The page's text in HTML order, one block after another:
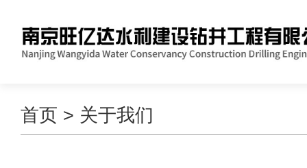
首页 > 关于我们